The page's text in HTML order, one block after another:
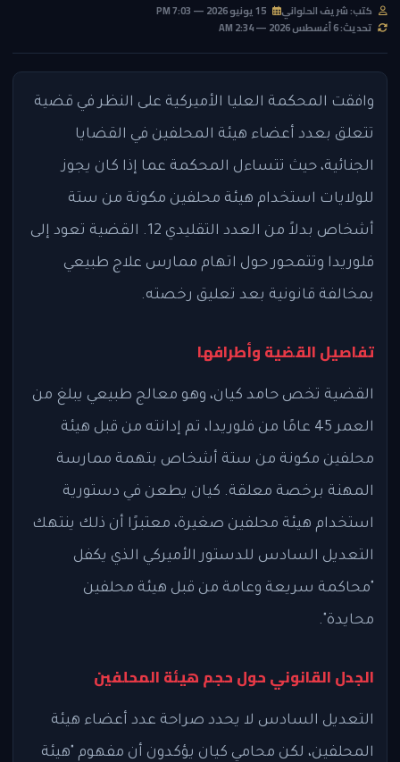
كتب: شريف الحلواني
تحديث: 6 أغسطس 2026 — 2:34 AM
وافقت المحكمة العليا الأميركية على النظر في قضية
تتعلق بعدد أعضاء هيئة المحلفين في القضايا
الجنائية، حيث تتساءل المحكمة عما إذا كان يجوز
للولايات استخدام هيئة محلفين مكونة من ستة
أشخاص بدلاً من العدد التقليدي 12. القضية تعود إلى
فلوريدا وتتمحور حول اتهام ممارس علاج طبيعي
بمخالفة قانونية بعد تعليق رخصته.
تفاصيل القضية وأطرافها
القضية تخص حامد كيان، وهو معالج طبيعي يبلغ من
العمر 45 عامًا من فلوريدا، تم إدانته من قبل هيئة
محلفين مكونة من ستة أشخاص بتهمة ممارسة
المهنة برخصة معلقة. كيان يطعن في دستورية
استخدام هيئة محلفين صغيرة، معتبرًا أن ذلك ينتهك
التعديل السادس للدستور الأميركي الذي يكفل
"محاكمة سريعة وعامة من قبل هيئة محلفين
محايدة".
الجدل القانوني حول حجم هيئة المحلفين
التعديل السادس لا يحدد صراحة عدد أعضاء هيئة
المحلفين، لكن محامي كيان يؤكدون أن مفهوم "هيئة